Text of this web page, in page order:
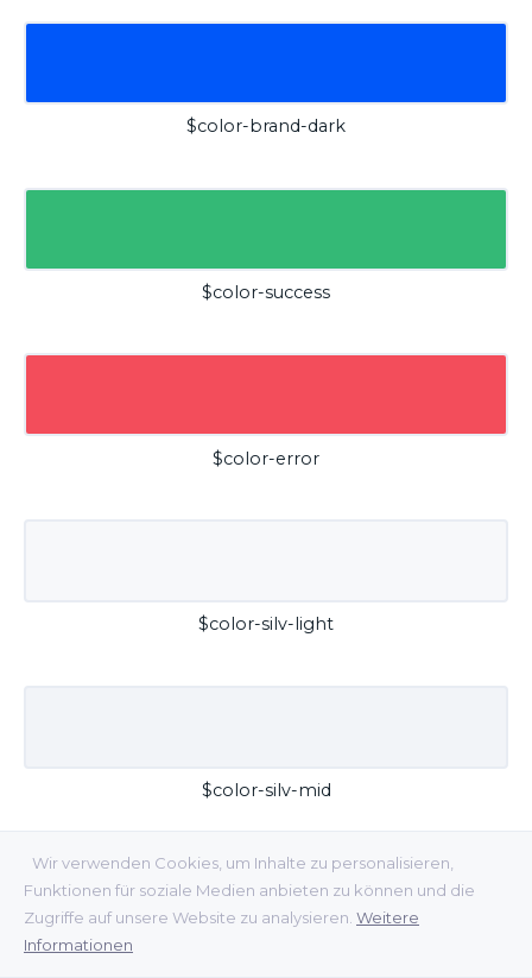
Wir verwenden Cookies, um Inhalte zu personalisieren,
Funktionen für soziale Medien anbieten zu können und die
Zugriffe auf unsere Website zu analysieren. Weitere
Informationen
$color-brand-dark
$color-success
$color-error
$color-silv-light
$color-silv-mid